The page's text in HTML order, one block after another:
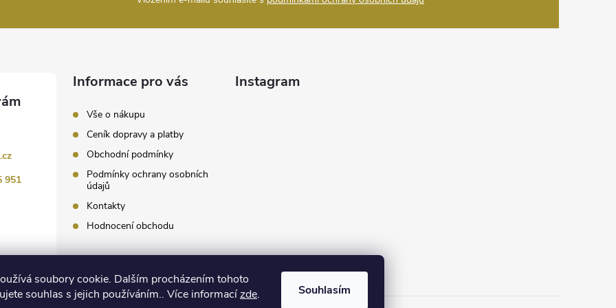
soubory cookie. Dalším procházením tohoto
souhlas s jejich používáním.. Více informacízde. Souhlasím
951
Informace pro vás
Vše o nákupu
Ceník dopravy a platby
Obchodní podmínky
Podmínky ochrany osobních
údajů
Kontakty
Hodnocení obchodu
Instagram
Sledovat na Instagramu